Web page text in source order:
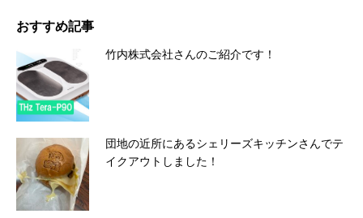
おすすめ記事
竹内株式会社さんのご紹介です！
団地の近所にあるシェリーズキッチンさんでテ
イクアウトしました！